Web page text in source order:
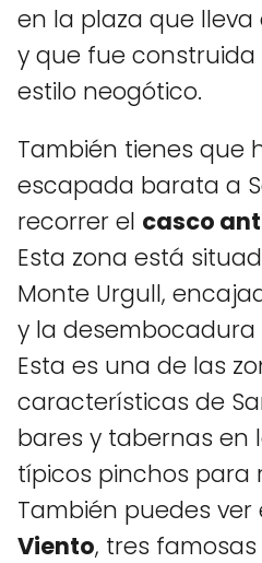
en la plaza que
y que fue construida
estilo neogótico.
También tienes que
escapada barata a
recorrer el casco
Esta zona está
Monte Urgull,
y la desembocadura
Esta es una de las
características de
bares y tabernas en
típicos pinchos para
También puedes ver
Viento, tres